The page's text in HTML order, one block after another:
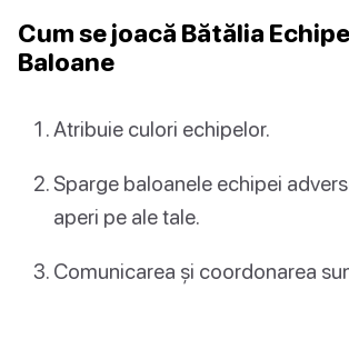
Cum se joacă Bătălia
Baloane
Atribuie culori echipelor.
Sparge baloanele echipei
aperi pe ale tale.
Comunicarea și coordonarea